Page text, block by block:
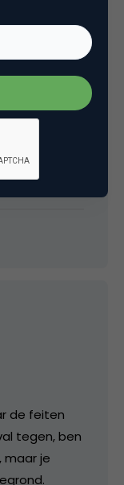
(veel
RFID-
dit
te komen,
te
de feiten
tegen, ben
maar je